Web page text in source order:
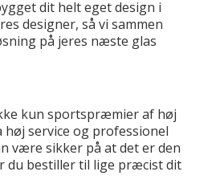
dit helt eget design i
designer, så vi sammen
på jeres næste glas
kun sportspræmier af høj
høj service og professionel
være sikker på at det er den
du bestiller til lige præcist dit